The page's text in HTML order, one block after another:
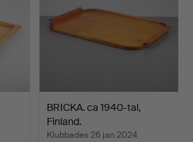
BRICKA. ca 1940-tal,
Finland.
Klubbades 26 jan 2024